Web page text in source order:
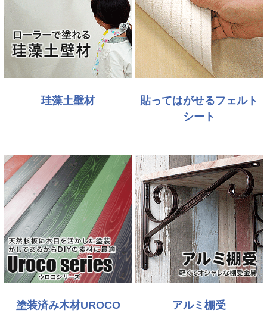
珪藻土壁材
貼ってはがせるフェルト
シート
塗装済み木材UROCO アルミ棚受